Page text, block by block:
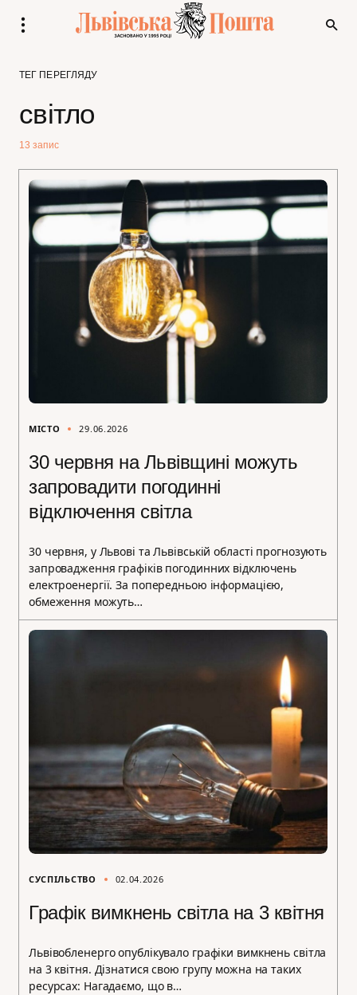
ТЕГ ПЕРЕГЛЯДУ
світло
13 запис
МІСТО 29.06.2026
30 червня на Львівщині можуть
запровадити погодинні
відключення світла
30 червня, у Львові та Львівській області прогнозують
запровадження графіків погодинних відключень
електроенергії. За попередньою інформацією,
обмеження можуть…
СУСПІЛЬСТВО 02.04.2026
Графік вимкнень світла на 3 квітня
Львівобленерго опублікувало графіки вимкнень світла
на 3 квітня. Дізнатися свою групу можна на таких
ресурсах: Нагадаємо, що в…